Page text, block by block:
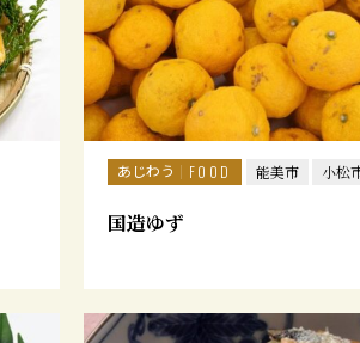
あじわう FOOD 能美市 小松
国造ゆず